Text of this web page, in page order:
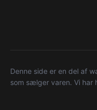
Denne side er en del af
som sælger varen. Vi har